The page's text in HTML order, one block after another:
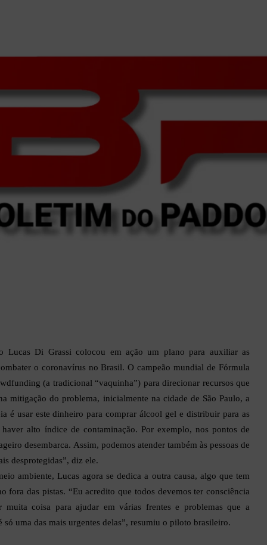
Lucas Di Grassi colocou em ação um plano para auxiliar as
o coronavírus no Brasil. O campeão mundial de Fórmula
(a tradicional “vaquinha”) para direcionar recursos que
mitigação do problema, inicialmente na cidade de São Paulo, a
é usar este dinheiro para comprar álcool gel e distribuir para as
alto índice de contaminação. Por exemplo, nos pontos de
desembarca. Assim, podemos atender também às pessoas de
desprotegidas”, diz ele.
ambiente, Lucas agora se dedica a outra causa, algo que tem
fora das pistas. “Eu acredito que todos devemos ter consciência
muita coisa para ajudar em várias frentes e problemas que a
só uma das mais urgentes delas”, resumiu o piloto brasileiro.